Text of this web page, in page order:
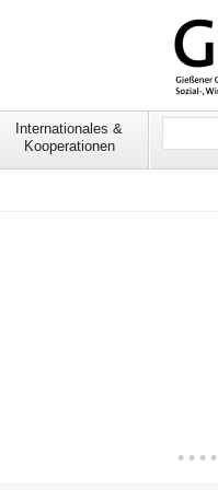
Internationales &
Kooperationen
Website
• • • •